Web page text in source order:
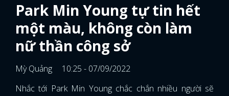
Park Min Young tự tin hết
một màu, không còn làm
nữ thần công sở
Mỳ Quảng
10:25 - 07/09/2022
Nhắc tới Park Min Young chắc chắn nhiều người sẽ